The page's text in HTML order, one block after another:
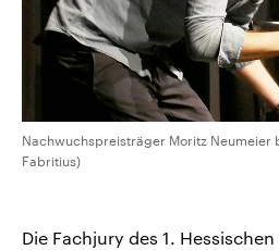
Nachwuchspreisträger Moritz Neumeier
Fabritius)
Die Fachjury des 1.